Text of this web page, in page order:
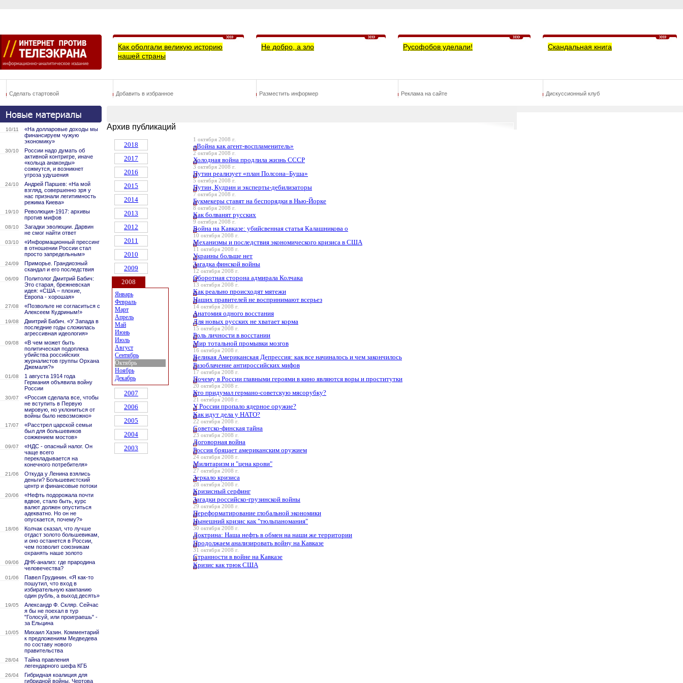
Как оболгали великую историю
нашей страны
Не добро, а зло Русофобов уделали! Скандальная книга
Сделать стартовой Добавить в избранное Разместить информер Реклама на сайте Дискуссионный клуб
10/11
«На долларовые доходы мы
финансируем чужую
экономику»
30/10
России надо думать об
активной контригре, иначе
«кольца анаконды»
сожмутся, и возникнет
угроза удушения
24/10
Андрей Паршев: «На мой
взгляд, совершенно зря у
нас признали легитимность
режима Киева»
19/10
Революция-1917: архивы
против мифов
08/10
Загадки эволюции. Дарвин
не смог найти ответ
03/10
«Информационный прессинг
в отношении России стал
просто запредельным»
24/09
Приморье. Грандиозный
скандал и его последствия
06/09
Политолог Дмитрий Бабич:
Это старая, брежневская
идея: «США – плохие,
Европа - хорошая»
27/08
«Позвольте не согласиться с
Алексеем Кудриным!»
19/08
Дмитрий Бабич. «У Запада в
последние годы сложилась
агрессивная идеология»
09/08
«В чем может быть
политическая подоплека
убийства российских
журналистов группы Орхана
Джемаля?»
01/08
1 августа 1914 года
Германия объявила войну
России
30/07
«Россия сделала все, чтобы
не вступить в Первую
мировую, но уклониться от
войны было невозможно»
17/07
«Расстрел царской семьи
был для большевиков
сожжением мостов»
09/07
«НДС - опасный налог. Он
чаще всего
перекладывается на
конечного потребителя»
21/06
Откуда у Ленина взялись
деньги? Большевистский
центр и финансовые потоки
20/06
«Нефть подорожала почти
вдвое, стало быть, курс
валют должен опуститься
адекватно. Но он не
опускается, почему?»
18/06
Колчак сказал, что лучше
отдаст золото большевикам,
и оно останется в России,
чем позволит союзникам
охранять наше золото
09/06
ДНК-анализ: где прародина
человечества?
01/06
Павел Грудинин. «Я как-то
пошутил, что вход в
избирательную кампанию
один рубль, а выход десять»
19/05
Александр Ф. Скляр. Сейчас
я бы не поехал в тур
"Голосуй, или проиграешь" -
за Ельцина
10/05
Михаил Хазин. Комментарий
к предложениям Медведева
по составу нового
правительства
28/04
Тайна правления
легендарного шефа КГБ
26/04
Гибридная коалиция для
гибридной войны. Чертова
Архив публикаций
2018
2017
2016
2015
2014
2013
2012
2011
2010
2009
2008
Январь
Февраль
Март
Апрель
Май
Июнь
Июль
Август
Сентябрь
Октябрь
Ноябрь
Декабрь
2007
2006
2005
2004
2003
1 октября 2008 г.
«Война как агент-воспламенитель»
2 октября 2008 г.
Холодная война продлила жизнь СССР
3 октября 2008 г.
Путин реализует «план Полсона–Буша»
5 октября 2008 г.
Путин, Кудрин и эксперты-дебилизаторы
7 октября 2008 г.
Букмекеры ставят на беспорядки в Нью-Йорке
8 октября 2008 г.
Как болванят русских
9 октября 2008 г.
Война на Кавказе: убийсвенная статья Калашникова о
10 октября 2008 г.
Механизмы и последствия экономического кризиса в США
11 октября 2008 г.
Украины больше нет
Загадка финской войны
12 октября 2008 г.
Оборотная сторона адмирала Колчака
13 октября 2008 г.
Как реально происходят мятежи
Наших правителей не воспринимают всерьез
14 октября 2008 г.
Анатомия одного восстания
Для новых русских не хватает корма
15 октября 2008 г.
Роль личности в восстании
Мир тотальной промывки мозгов
16 октября 2008 г.
Великая Американская Депрессия: как все начиналось и чем закончилось
Разоблачение антироссийских мифов
17 октября 2008 г.
Почему в России главными героями в кино являются воры и проститутки
20 октября 2008 г.
Кто придумал германо-советскую мясорубку?
21 октября 2008 г.
У России пропало ядерное оружие?
Как идут дела у НАТО?
22 октября 2008 г.
Советско-финская тайна
23 октября 2008 г.
Договорная война
Россия бряцает американским оружием
24 октября 2008 г.
Милитаризм и "цена крови"
27 октября 2008 г.
Зеркало кризиса
28 октября 2008 г.
Кризисный серфинг
Загадки российско-грузинской войны
29 октября 2008 г.
Переформатирование глобальной экономики
Нынешний кризис как "тюльпаномания"
30 октября 2008 г.
Доктрина: Наша нефть в обмен на наши же территории
Продолжаем анализировать войну на Кавказе
31 октября 2008 г.
Странности в войне на Кавказе
Кризис как трюк США